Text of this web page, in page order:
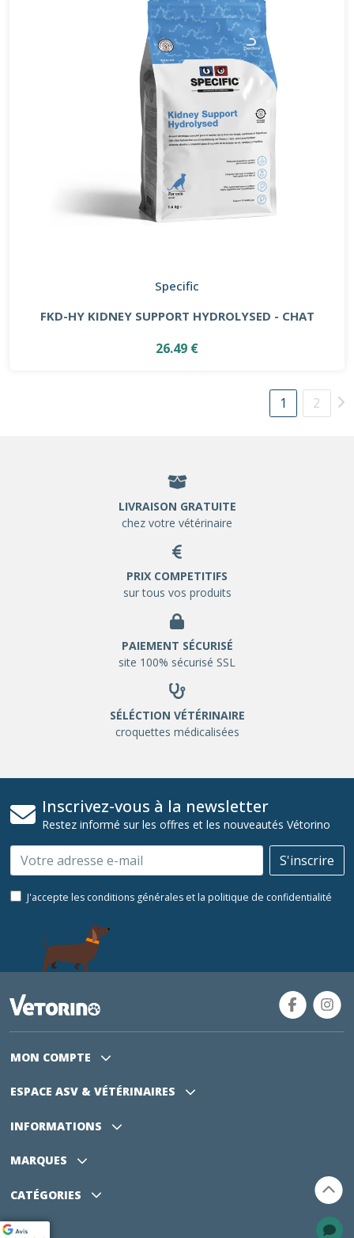
Specific
FKD-HY KIDNEY SUPPORT HYDROLYSED - CHAT
26.49 €
1 2
LIVRAISON GRATUITE
chez votre vétérinaire
PRIX COMPETITIFS
sur tous vos produits
PAIEMENT SÉCURISÉ
site 100% sécurisé SSL
SÉLÉCTION VÉTÉRINAIRE
croquettes médicalisées
Inscrivez-vous à la newsletter
Restez informé sur les offres et les nouveautés Vétorino
Email S'inscrire
J'accepte les conditions générales et la politique de confidentialité
MON COMPTE
ESPACE ASV & VÉTÉRINAIRES
INFORMATIONS
MARQUES
CATÉGORIES